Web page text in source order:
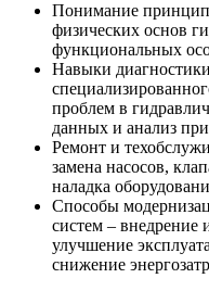
Понимание
физических основ
функциональных
Навыки
проблем в
данных и анализ
Ремонт и
замена насосов,
наладка
Способы
систем – внедрение
улучшение
снижение